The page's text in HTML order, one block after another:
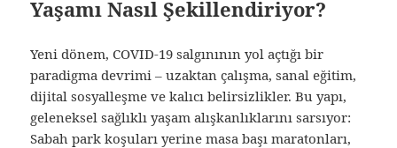
Yaşamı Nasıl Şekillendiriyor?
Yeni dönem, COVID-19 salgınının yol açtığı bir
paradigma devrimi – uzaktan çalışma, sanal eğitim,
dijital sosyalleşme ve kalıcı belirsizlikler. Bu yapı,
geleneksel sağlıklı yaşam alışkanlıklarını sarsıyor:
Sabah park koşuları yerine masa başı maratonları,